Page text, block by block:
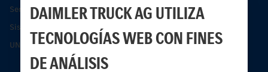
DAIMLER TRUCK AG UTILIZA
TECNOLOGÍAS WEB CON FINES
DE ANÁLISIS
Servicios financieros
Sistemas de asistencia de seguridad Econic
UNI-TOUCH®